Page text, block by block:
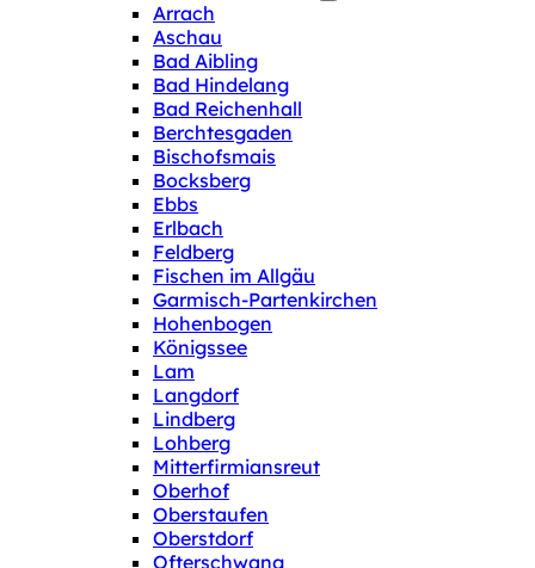
Arrach
Aschau
Bad Aibling
Bad Hindelang
Bad Reichenhall
Berchtesgaden
Bischofsmais
Bocksberg
Ebbs
Erlbach
Feldberg
Fischen im Allgäu
Garmisch-Partenkirchen
Hohenbogen
Königssee
Lam
Langdorf
Lindberg
Lohberg
Mitterfirmiansreut
Oberhof
Oberstaufen
Oberstdorf
Ofterschwang